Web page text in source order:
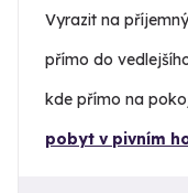
Vyrazit na
přímo do
kde přímo na
pobyt v pivním